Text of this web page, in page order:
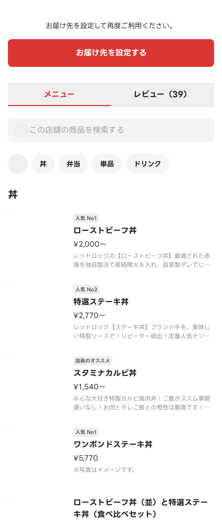
お届け先を設定して再度ご利用ください。
お届け先を設定する
メニュー レビュー（39）
丼 弁当 単品 ドリンク
丼
ローストビーフ丼
人気 No1
¥2,000〜
レッドロックの【ローストビーフ丼】厳選された赤
身を独自製法で長時間火を入れ、自家製ダレでじっ
「追加トッピング」より選択下さい。
※特製ヨーグルトソースは抜きにできます。
特選ステーキ丼
人気 No2
¥2,770〜
レッドロック【ステーキ丼】ブランド牛を、美味し
い特製ソースで！リピーター続出！定番人気ナンバ
スタミナカルビ丼
店長のオススメ
¥1,540〜
みんな大好き特製カルビ焼肉丼！ご飯がススム事間
違いなし！お肉とタレご飯との相性は最高です！※
ワンポンドステーキ丼
人気 No1
¥5,770
※写真はイメージです。
ローストビーフ丼（並）と特選ステー
キ丼（食べ比べセット）